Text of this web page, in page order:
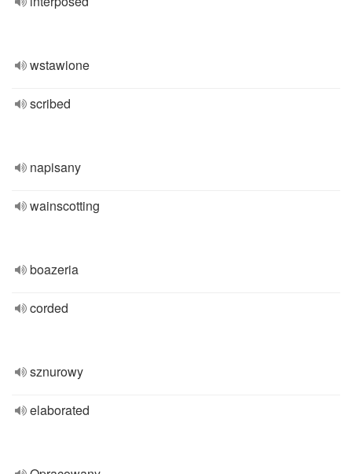
wstawione
scribed
napisany
wainscotting
boazeria
corded
sznurowy
elaborated